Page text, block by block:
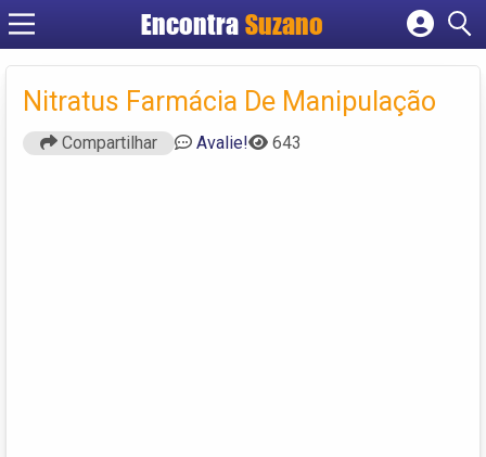
EncontraSuzano
Cadastrar empresa
Criar conta
Nitratus Farmácia De Manipulação
Compartilhar Avalie! 643